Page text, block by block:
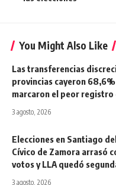
You Might Also Like
Las transferencias
provincias cayeron
marcaron el peor registro
3 agosto, 2026
Elecciones en Santiago
Cívico de Zamora arrasó
votos y LLA quedó
3 agosto, 2026